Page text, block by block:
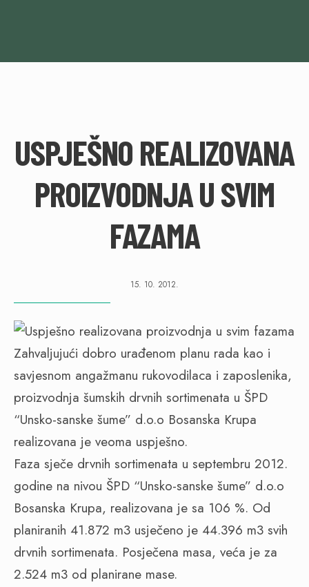
USPJEŠNO REALIZOVANA
PROIZVODNJA U SVIM
FAZAMA
15. 10. 2012.
Zahvaljujući dobro urađenom planu rada kao i
savjesnom angažmanu rukovodilaca i zaposlenika,
proizvodnja šumskih drvnih sortimenata u ŠPD
“Unsko-sanske šume” d.o.o Bosanska Krupa
realizovana je veoma uspješno.
Faza sječe drvnih sortimenata u septembru 2012.
godine na nivou ŠPD “Unsko-sanske šume” d.o.o
Bosanska Krupa, realizovana je sa 106 %. Od
planiranih 41.872 m3 usječeno je 44.396 m3 svih
drvnih sortimenata. Posječena masa, veća je za
2.524 m3 od planirane mase.